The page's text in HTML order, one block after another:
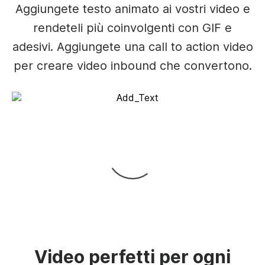
Aggiungete testo animato ai vostri video e
rendeteli più coinvolgenti con GIF e
adesivi. Aggiungete una call to action video
per creare video inbound che convertono.
Video perfetti per ogni